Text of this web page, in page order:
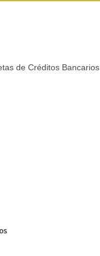
de Créditos Bancarios